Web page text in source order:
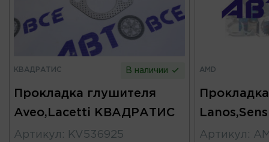
КВАДРАТИС В наличии
Прокладка глушителя
Aveo,Lacetti КВАДРАТИС
Артикул :
KV536925
AMD
Артикул :